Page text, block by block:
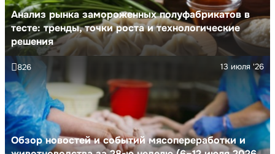
Анализ рынка замороженных полуфабрикатов в
тесте: тренды, точки роста и технологические
решения
Обзор новостей и событий мясопереработки и
13 июля '26
826